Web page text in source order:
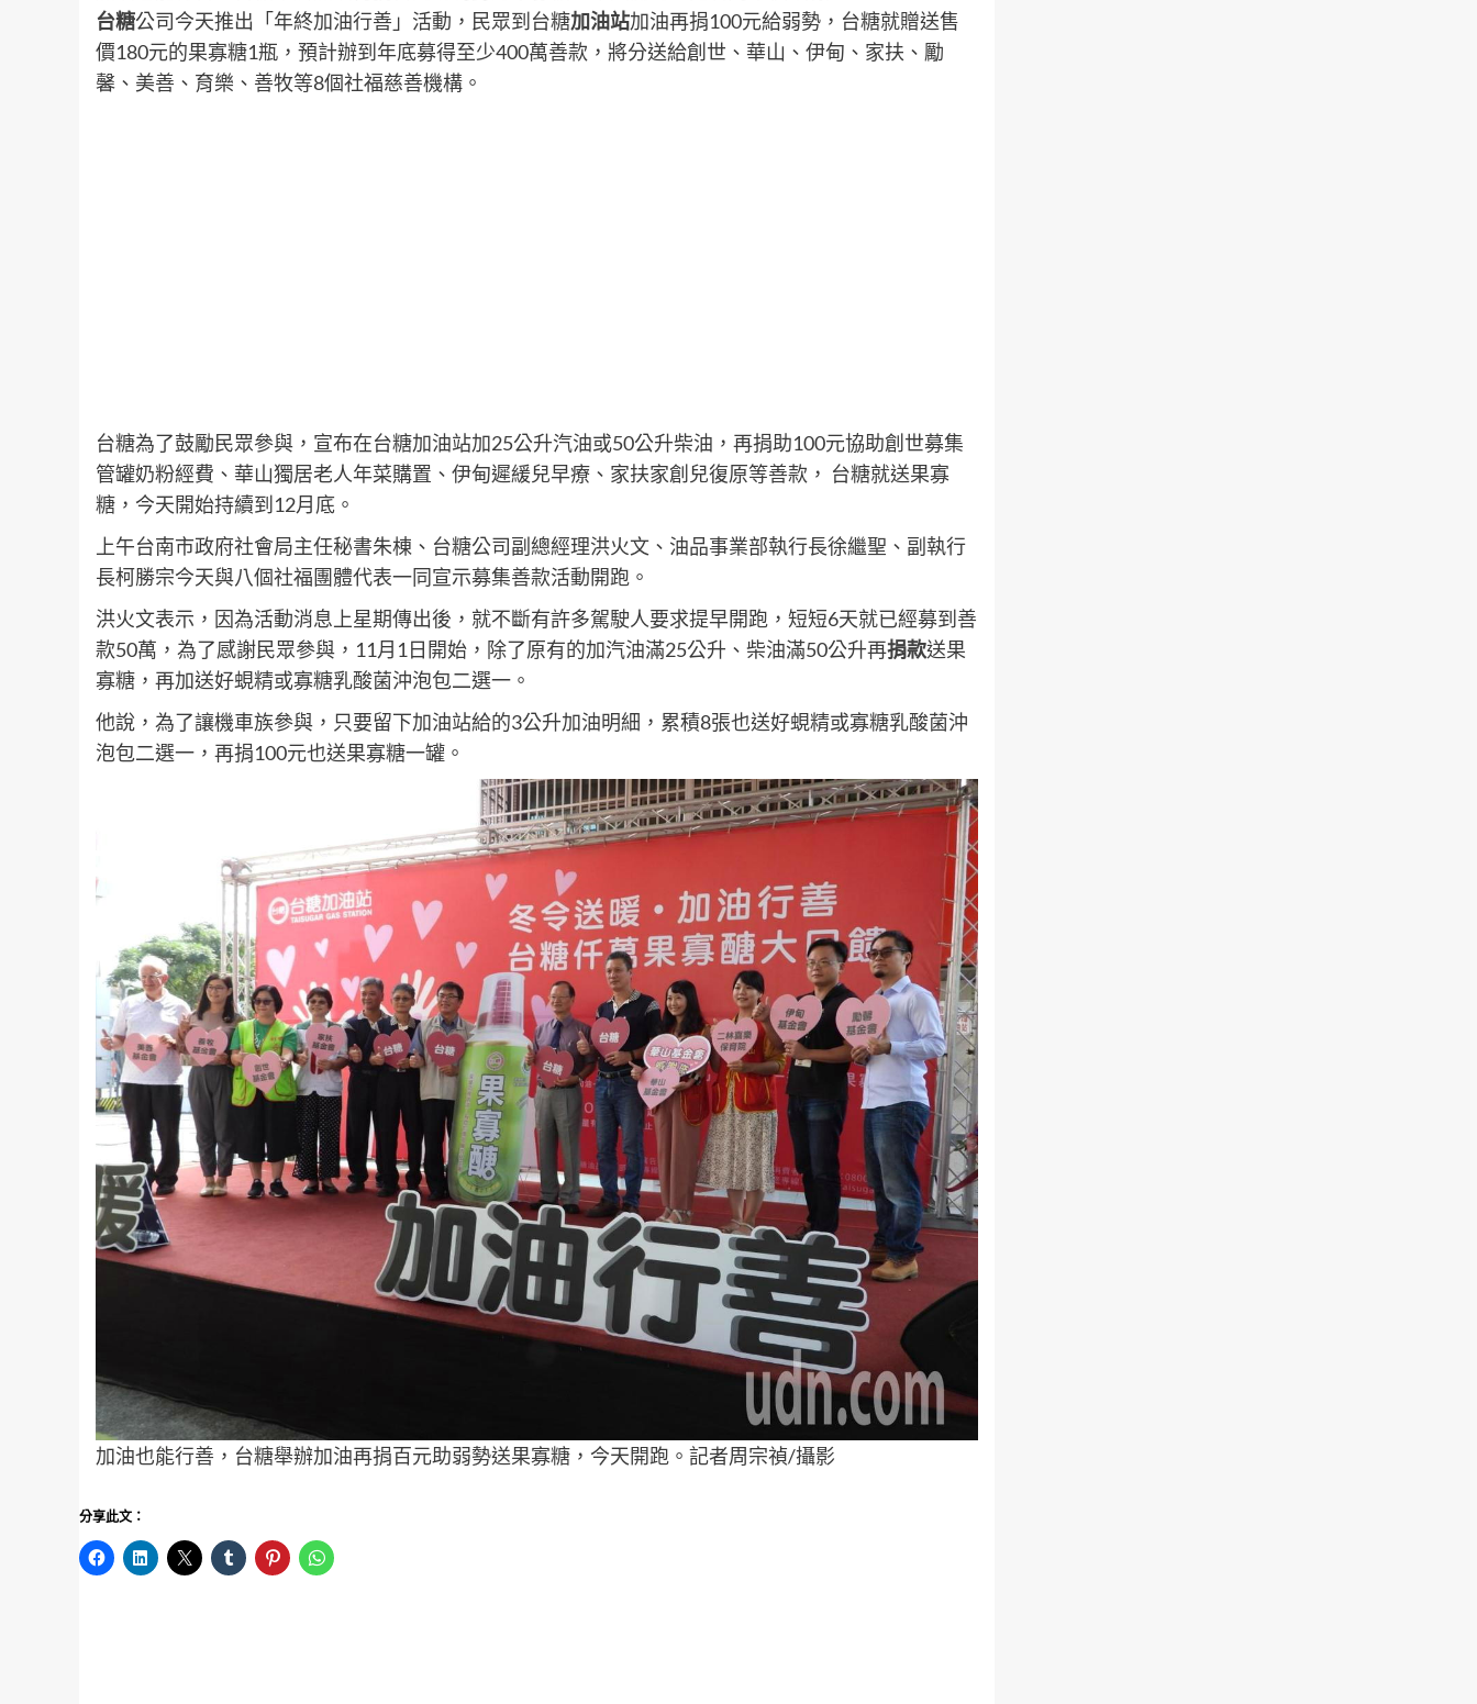
台糖公司今天推出「年終加油行善」活動，民眾到台糖加油站加油再捐100元給弱勢，台糖就贈送售
價180元的果寡糖1瓶，預計辦到年底募得至少400萬善款，將分送給創世、華山、伊甸、家扶、勵
馨、美善、育樂、善牧等8個社福慈善機構。
台糖為了鼓勵民眾參與，宣布在台糖加油站加25公升汽油或50公升柴油，再捐助100元協助創世募集
管罐奶粉經費、華山獨居老人年菜購置、伊甸遲緩兒早療、家扶家創兒復原等善款， 台糖就送果寡
糖，今天開始持續到12月底。
上午台南市政府社會局主任秘書朱棟、台糖公司副總經理洪火文、油品事業部執行長徐繼聖、副執行
長柯勝宗今天與八個社福團體代表一同宣示募集善款活動開跑。
洪火文表示，因為活動消息上星期傳出後，就不斷有許多駕駛人要求提早開跑，短短6天就已經募到善
款50萬，為了感謝民眾參與，11月1日開始，除了原有的加汽油滿25公升、柴油滿50公升再捐款送果
寡糖，再加送好蜆精或寡糖乳酸菌沖泡包二選一。
他說，為了讓機車族參與，只要留下加油站給的3公升加油明細，累積8張也送好蜆精或寡糖乳酸菌沖
泡包二選一，再捐100元也送果寡糖一罐。
加油也能行善，台糖舉辦加油再捐百元助弱勢送果寡糖，今天開跑。記者周宗禎/攝影
分享此文：